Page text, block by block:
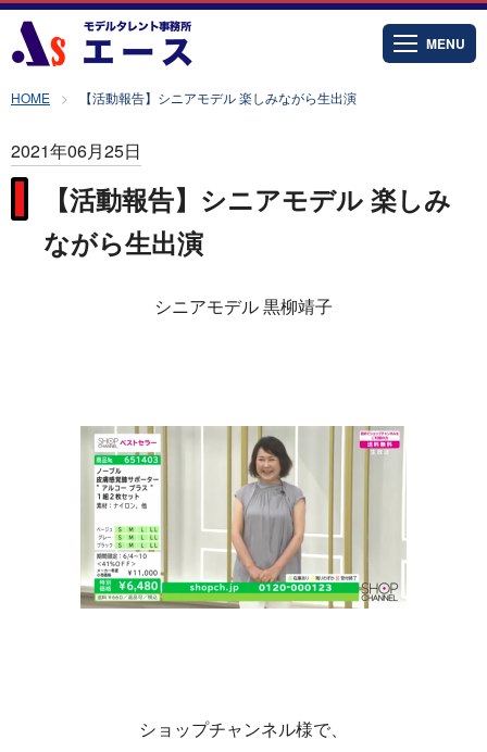
MENU
HOME 【活動報告】シニアモデル 楽しみながら生出演
2021年06月25日
【活動報告】シニアモデル 楽しみ
ながら生出演
シニアモデル 黒柳靖子
ショップチャンネル様で、